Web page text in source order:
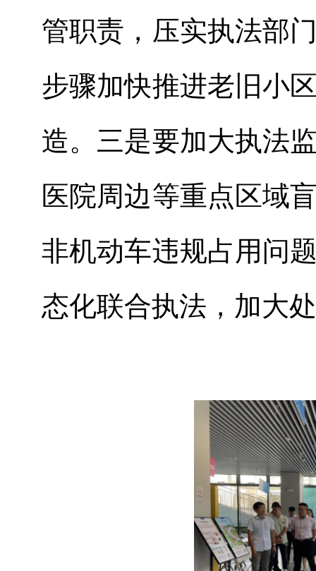
管职责，压实执法部
步骤加快推进老旧小
造。 三是要加大执法
医院周边等重点区域
非机动车违规占用问
态化联合执法，加大